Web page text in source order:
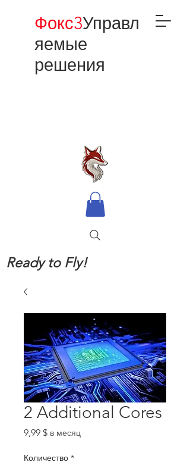
Фокс3Управл
яемые
решения
Ready to Fly!
2 Additional Cores
9,99 $Цена
в месяц
Количество *